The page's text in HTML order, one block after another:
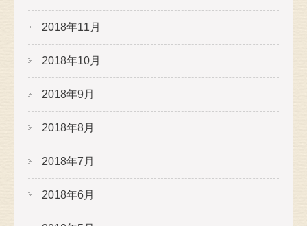
2018年11月
2018年10月
2018年9月
2018年8月
2018年7月
2018年6月